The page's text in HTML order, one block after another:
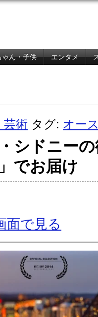
ゃん・子供 エンタメ
芸術 タグ: オー
シドニー
でお届け
面で見る